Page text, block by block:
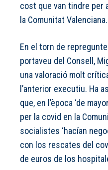
cost que van tindre per
la Comunitat Valenciana.
En el torn de
portaveu del Consell,
una valoració molt
l’anterior executiu. Ha
que, en l’època ‘de
per la covid en la
socialistes ‘hacían
con los rescates del
de euros de los